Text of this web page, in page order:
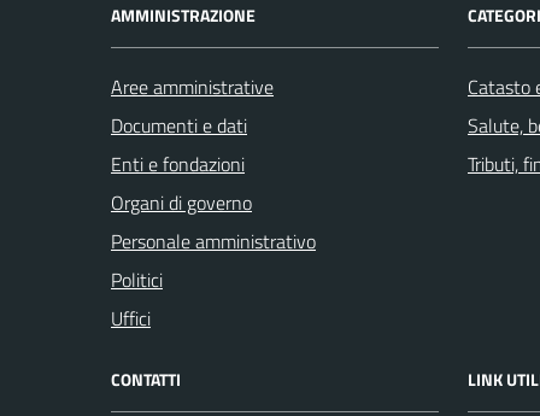
AMMINISTRAZIONE
Aree amministrative
Documenti e dati
Enti e fondazioni
Organi di governo
Personale amministrativo
Politici
Uffici
Catasto
Salute,
Tributi,
CONTATTI LINK